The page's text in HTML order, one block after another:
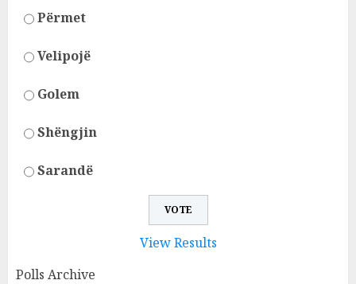
Përmet
Velipojë
Golem
Shëngjin
Sarandë
View Results
Polls Archive